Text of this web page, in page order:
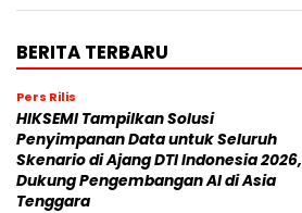
BERITA TERBARU
Pers Rilis
HIKSEMI Tampilkan Solusi
Penyimpanan Data untuk Seluruh
Skenario di Ajang DTI Indonesia 2026,
Dukung Pengembangan AI di Asia
Tenggara